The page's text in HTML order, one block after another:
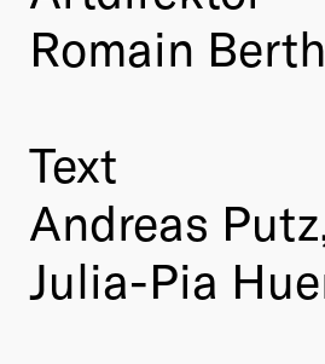
Romain
Text
Andreas
Julia-Pia